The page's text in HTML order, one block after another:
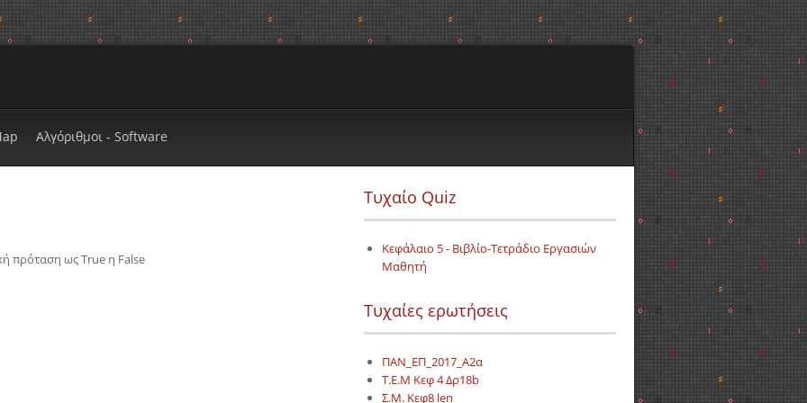
Αλγόριθμοι - Software
πρόταση ως True η False
Τυχαίο Quiz
Κεφάλαιο 5 - Βιβλίο-Τετράδιο Εργασιών
Μαθητή
Τυχαίες ερωτήσεις
ΠΑΝ_ΕΠ_2017_Α2α
Τ.Ε.Μ Κεφ 4 Δρ18b
Σ.Μ. Κεφ8 len